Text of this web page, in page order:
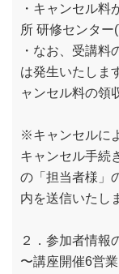
・キャンセル料
所 研修センター
・なお、受講料
は発生いたしま
ャンセル料の領
※キャンセルに
キャンセル手続
の「担当者様」
内を送信いたし
２．参加者情報
〜講座開催6営